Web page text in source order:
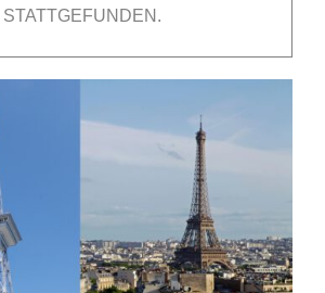
STATTGEFUNDEN.